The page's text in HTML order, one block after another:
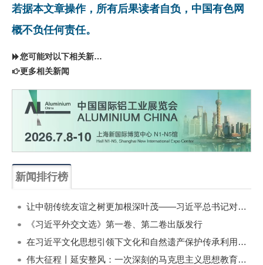
若据本文章操作，所有后果读者自负，中国有色网
概不负任何责任。
您可能对以下相关新闻同样感兴趣
更多相关新闻
新闻排行榜
让中朝传统友谊之树更加根深叶茂——习近平总书记对朝鲜进行国事访问纪实
《习近平外交文选》第一卷、第二卷出版发行
在习近平文化思想引领下文化和自然遗产保护传承利用工作开创新局面
伟大征程丨延安整风：一次深刻的马克思主义思想教育运动